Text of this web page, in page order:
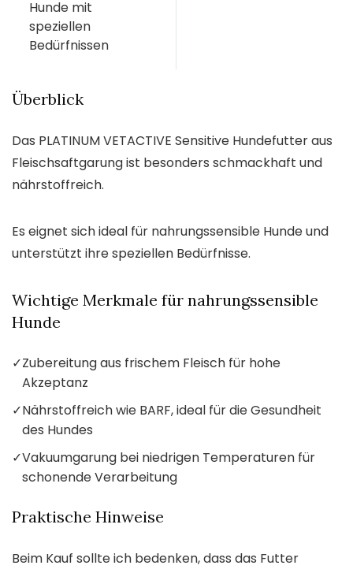
Hunde mit
speziellen
Bedürfnissen
Überblick
Das PLATINUM VETACTIVE Sensitive Hundefutter aus
Fleischsaftgarung ist besonders schmackhaft und
nährstoffreich.
Es eignet sich ideal für nahrungssensible Hunde und
unterstützt ihre speziellen Bedürfnisse.
Wichtige Merkmale für nahrungssensible
Hunde
✓Zubereitung aus frischem Fleisch für hohe
Akzeptanz
✓Nährstoffreich wie BARF, ideal für die Gesundheit
des Hundes
✓Vakuumgarung bei niedrigen Temperaturen für
schonende Verarbeitung
Praktische Hinweise
Beim Kauf sollte ich bedenken, dass das Futter